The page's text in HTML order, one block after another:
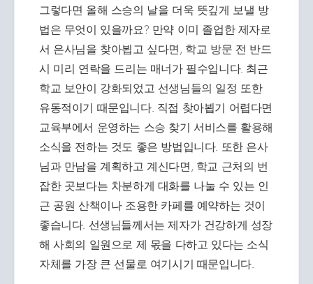
그렇다면 올해 스승의 날을 더욱 뜻깊게 보낼 방
법은 무엇이 있을까요? 만약 이미 졸업한 제자로
서 은사님을 찾아뵙고 싶다면, 학교 방문 전 반드
시 미리 연락을 드리는 매너가 필수입니다. 최근
학교 보안이 강화되었고 선생님들의 일정 또한
유동적이기 때문입니다. 직접 찾아뵙기 어렵다면
교육부에서 운영하는 스승 찾기 서비스를 활용해
소식을 전하는 것도 좋은 방법입니다. 또한 은사
님과 만남을 계획하고 계신다면, 학교 근처의 번
잡한 곳보다는 차분하게 대화를 나눌 수 있는 인
근 공원 산책이나 조용한 카페를 예약하는 것이
좋습니다. 선생님들께서는 제자가 건강하게 성장
해 사회의 일원으로 제 몫을 다하고 있다는 소식
자체를 가장 큰 선물로 여기시기 때문입니다.